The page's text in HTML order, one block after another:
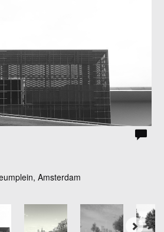
Amsterdam